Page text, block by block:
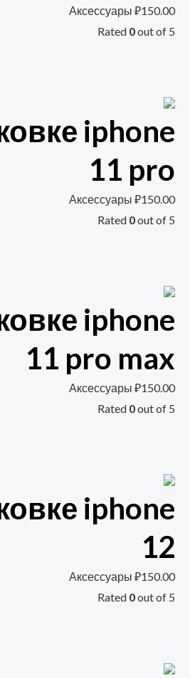
Аксессуары ₽150.00
Rated 0out of 5
iphone
11 pro
Аксессуары ₽150.00
Rated 0out of 5
iphone
11 pro max
Аксессуары ₽150.00
Rated 0out of 5
iphone
12
Аксессуары ₽150.00
Rated 0out of 5